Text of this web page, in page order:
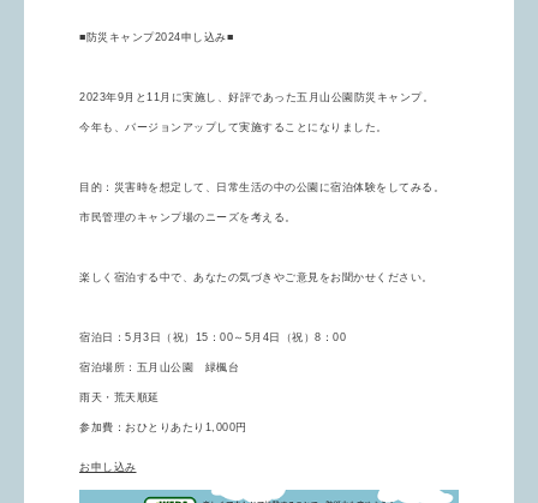
■防災キャンプ2024申し込み■
2023年9月と11月に実施し、好評であった五月山公園防災キャンプ。
今年も、バージョンアップして実施することになりました。
目的：災害時を想定して、日常生活の中の公園に宿泊体験をしてみる。
市民管理のキャンプ場のニーズを考える。
楽しく宿泊する中で、あなたの気づきやご意見をお聞かせください。
宿泊日：5月3日（祝）15：00～5月4日（祝）8：00
宿泊場所：五月山公園 緑楓台
雨天・荒天順延
参加費：おひとりあたり1,000円
お申し込み